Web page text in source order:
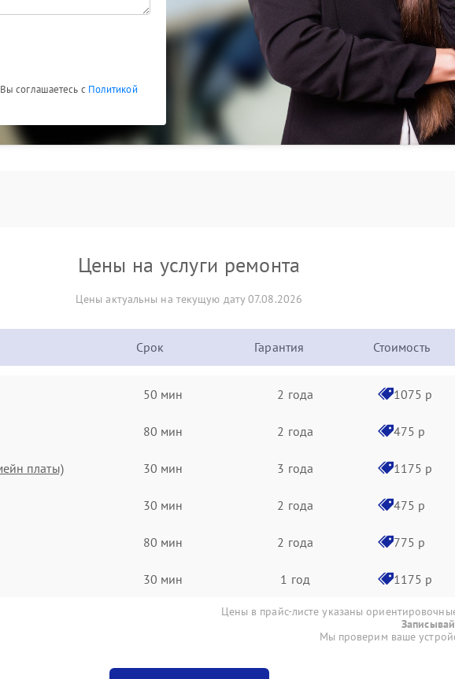
соглашаетесь с Политикой
Цены на услуги ремонта
Цены актуальны на текущую дату 07.08.2026
Срок Гарантия Стоимость
50 мин 2 года 1075 р
80 мин 2 года 475 р
платы) 30 мин 3 года 1175 р
30 мин 2 года 475 р
80 мин 2 года 775 р
30 мин 1 год 1175 р
Цены в прайс-листе указаны
Мы проверим ваше